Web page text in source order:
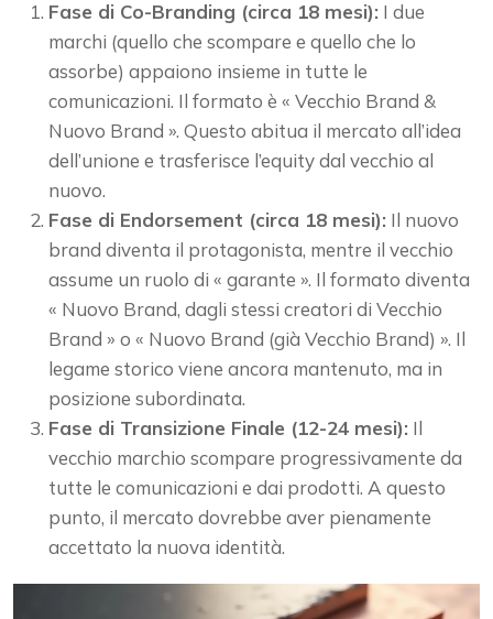
Fase di Co-Branding (circa 18 mesi): I due
marchi (quello che scompare e quello che lo
assorbe) appaiono insieme in tutte le
comunicazioni. Il formato è « Vecchio Brand &
Nuovo Brand ». Questo abitua il mercato all’idea
dell’unione e trasferisce l’equity dal vecchio al
nuovo.
Fase di Endorsement (circa 18 mesi): Il nuovo
brand diventa il protagonista, mentre il vecchio
assume un ruolo di « garante ». Il formato diventa
« Nuovo Brand, dagli stessi creatori di Vecchio
Brand » o « Nuovo Brand (già Vecchio Brand) ». Il
legame storico viene ancora mantenuto, ma in
posizione subordinata.
Fase di Transizione Finale (12-24 mesi): Il
vecchio marchio scompare progressivamente da
tutte le comunicazioni e dai prodotti. A questo
punto, il mercato dovrebbe aver pienamente
accettato la nuova identità.